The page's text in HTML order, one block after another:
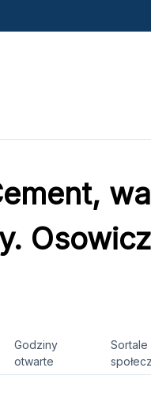
Godziny
otwarte
Sortale